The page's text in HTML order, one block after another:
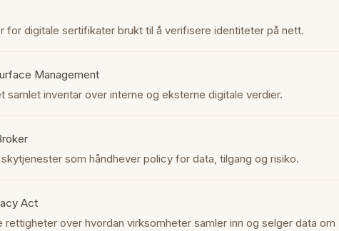
for digitale sertifikater brukt til å verifisere identiteter på nett.
Management
samlet inventar over interne og eksterne digitale verdier.
som håndhever policy for data, tilgang og risiko.
Act
over hvordan virksomheter samler inn og selger data om